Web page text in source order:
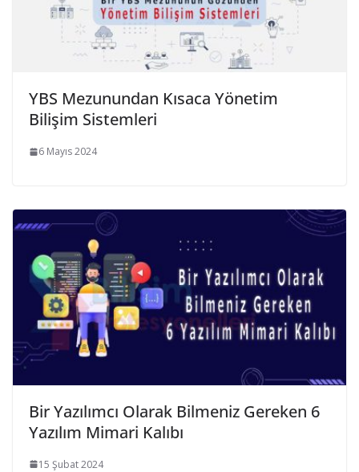
YBS Mezunundan Kısaca Yönetim
Bilişim Sistemleri
6 Mayıs 2024
Bir Yazılımcı Olarak Bilmeniz Gereken 6
Yazılım Mimari Kalıbı
15 Şubat 2024